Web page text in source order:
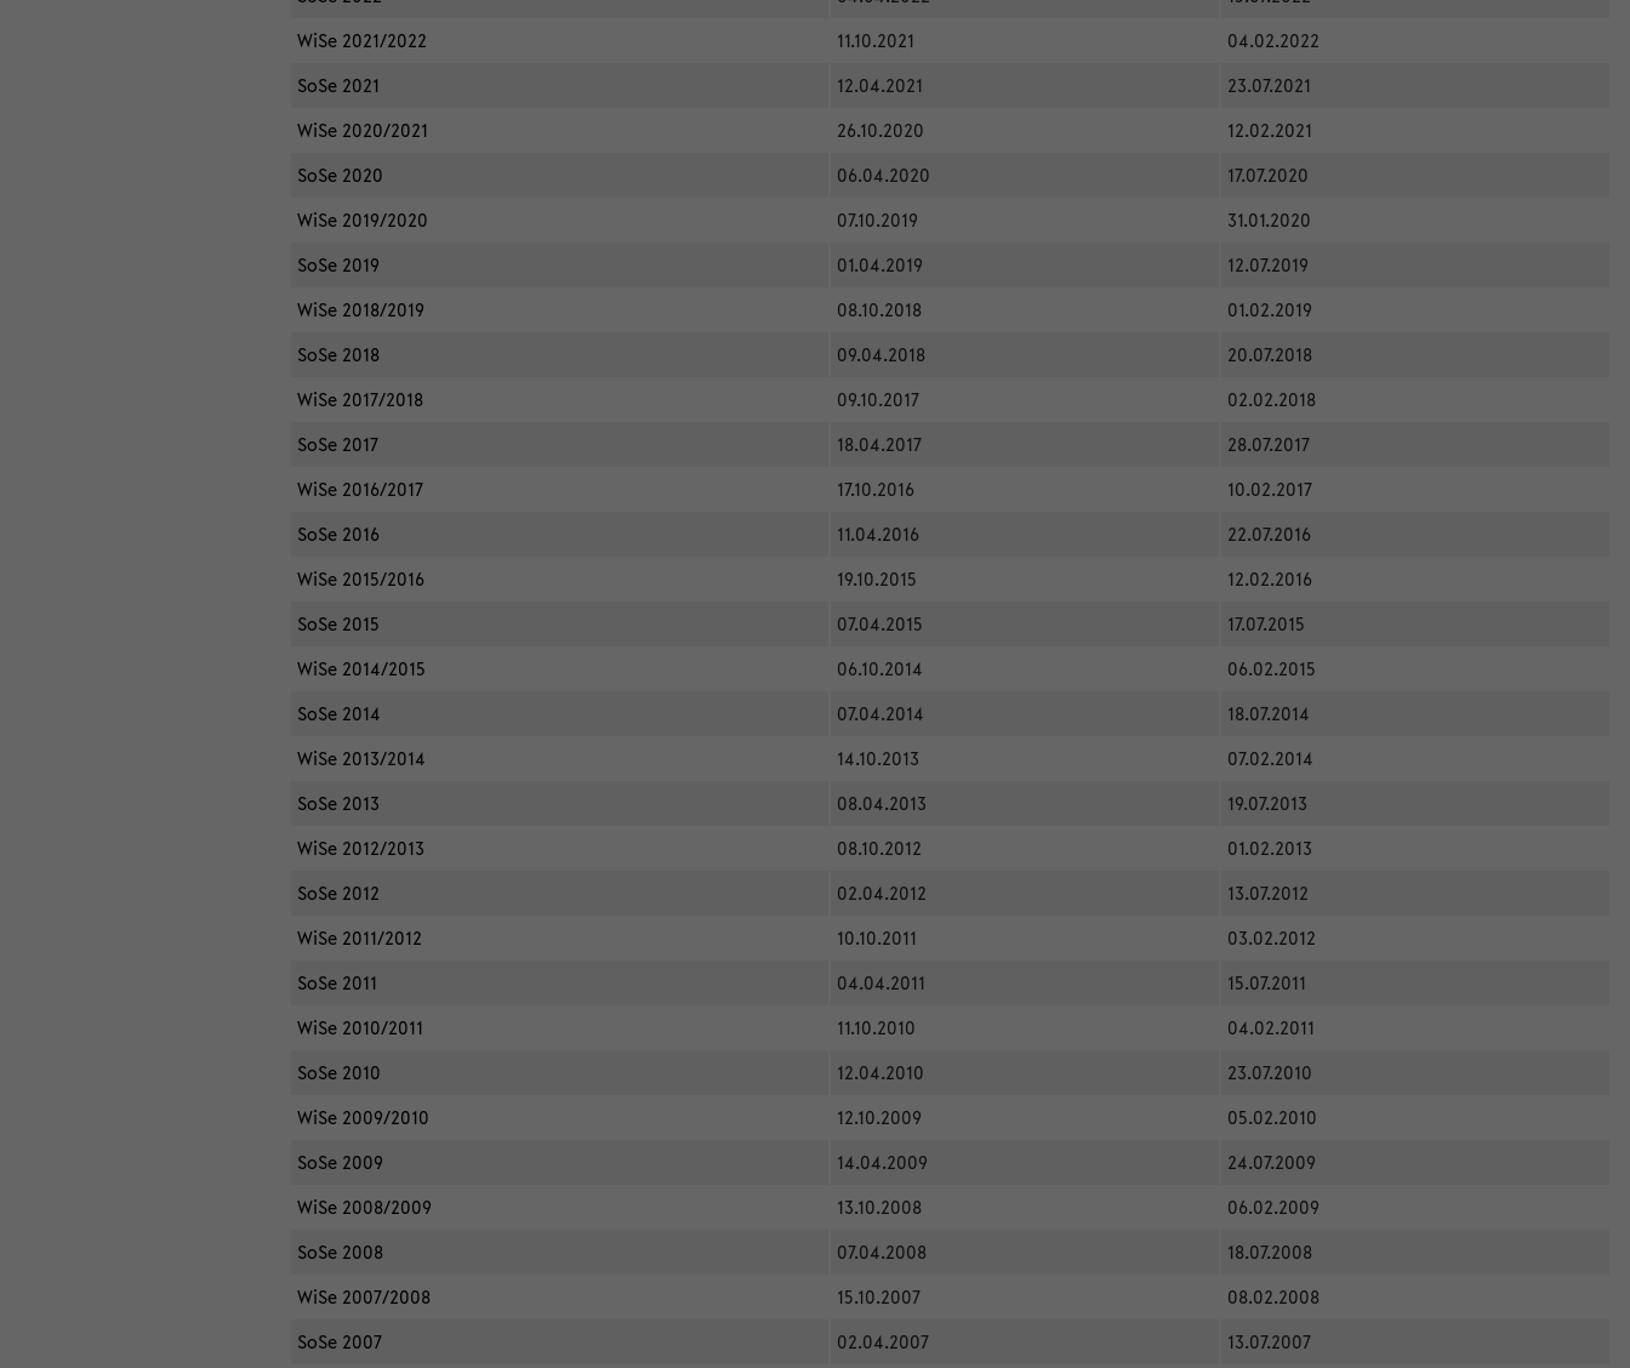
WiSe 2021/2022
11.10.2021
04.02.2022
SoSe 2021
12.04.2021
23.07.2021
WiSe 2020/2021
26.10.2020
12.02.2021
SoSe 2020
06.04.2020
17.07.2020
WiSe 2019/2020
07.10.2019
31.01.2020
SoSe 2019
01.04.2019
12.07.2019
WiSe 2018/2019
08.10.2018
01.02.2019
SoSe 2018
09.04.2018
20.07.2018
WiSe 2017/2018
09.10.2017
02.02.2018
SoSe 2017
18.04.2017
28.07.2017
WiSe 2016/2017
17.10.2016
10.02.2017
SoSe 2016
11.04.2016
22.07.2016
WiSe 2015/2016
19.10.2015
12.02.2016
SoSe 2015
07.04.2015
17.07.2015
WiSe 2014/2015
06.10.2014
06.02.2015
SoSe 2014
07.04.2014
18.07.2014
WiSe 2013/2014
14.10.2013
07.02.2014
SoSe 2013
08.04.2013
19.07.2013
WiSe 2012/2013
08.10.2012
01.02.2013
SoSe 2012
02.04.2012
13.07.2012
WiSe 2011/2012
10.10.2011
03.02.2012
SoSe 2011
04.04.2011
15.07.2011
WiSe 2010/2011
11.10.2010
04.02.2011
SoSe 2010
12.04.2010
23.07.2010
WiSe 2009/2010
12.10.2009
05.02.2010
SoSe 2009
14.04.2009
24.07.2009
WiSe 2008/2009
13.10.2008
06.02.2009
SoSe 2008
07.04.2008
18.07.2008
WiSe 2007/2008
15.10.2007
08.02.2008
SoSe 2007
02.04.2007
13.07.2007